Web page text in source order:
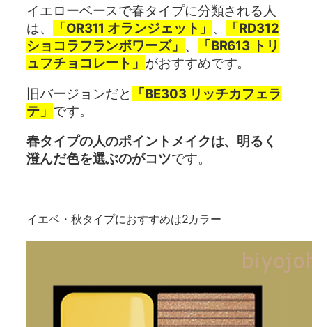
イエローベースで春タイプに分類される人
は、
「OR311 オランジェット」 、
「RD312
ショコラフランボワーズ」 、
「BR613 トリ
ュフチョコレート」 がおすすめです。
旧バージョンだと
「BE303 リッチカフェラ
テ」 です。
春タイプの人のポイントメイクは、明るく
澄んだ色を選ぶのがコツです。
イエベ・秋タイプにおすすめは2カラー